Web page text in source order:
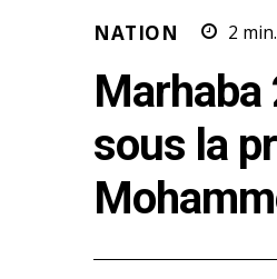
NATION 2 min.
Marhaba
sous la